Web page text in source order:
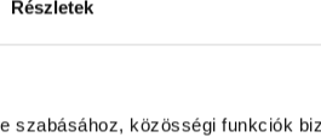
Részletek
szabásához, közösségi funkciók